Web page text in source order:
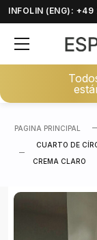
INFOLIN (ENG):
PAGINA PRINCIPAL
CUARTO DE
CREMA CLARO